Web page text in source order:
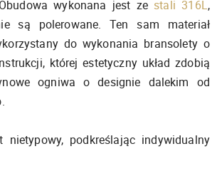
wykonana jest ze stali 316L,
są polerowane. Ten sam materiał
do wykonania bransolety o
której estetyczny układ zdobią
ogniwa o designie dalekim od
nietypowy, podkreślając indywidualny